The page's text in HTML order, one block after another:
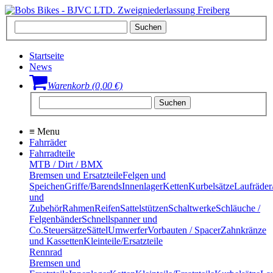
Startseite
News
Warenkorb (0,00 €)
≡ Menu
Fahrräder
Fahrradteile
MTB / Dirt / BMX
Bremsen und ErsatzteileFelgen und
SpeichenGriffe/BarendsInnenlagerKettenKurbelsätze
und
ZubehörRahmenReifenSattelstützenSchaltwerkeSchläuche /
FelgenbänderSchnellspanner und
Co.SteuersätzeSättelUmwerferVorbauten / SpacerZahnkränze
und KassettenKleinteile/Ersatzteile
Rennrad
Bremsen und